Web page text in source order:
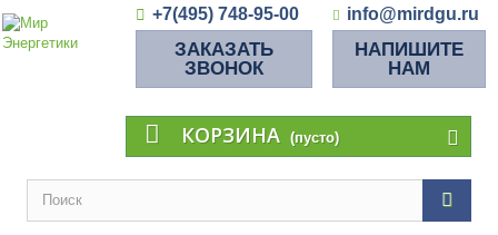
+7(495) 748-95-00 info@mirdgu.ru
ЗАКАЗАТЬ
ЗВОНОК
НАПИШИТЕ
НАМ
КОРЗИНА (пусто)